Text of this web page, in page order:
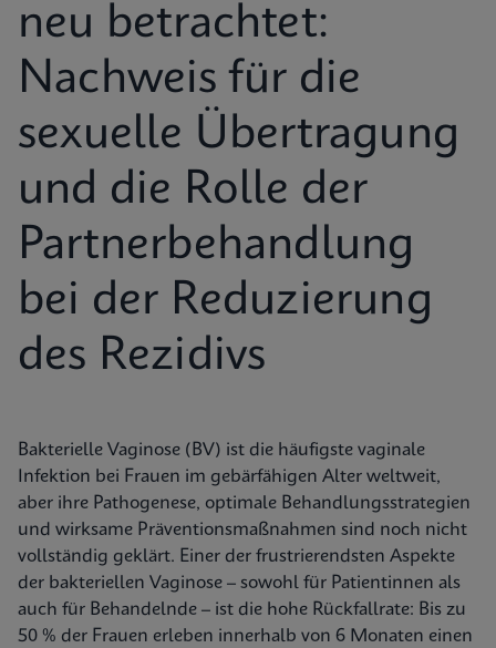
neu betrachtet:
Nachweis für die
sexuelle Übertragung
und die Rolle der
Partnerbehandlung
bei der Reduzierung
des Rezidivs
Bakterielle Vaginose (BV) ist die häufigste vaginale
Infektion bei Frauen im gebärfähigen Alter weltweit,
aber ihre Pathogenese, optimale Behandlungsstrategien
und wirksame Präventionsmaßnahmen sind noch nicht
vollständig geklärt. Einer der frustrierendsten Aspekte
der bakteriellen Vaginose – sowohl für Patientinnen als
auch für Behandelnde – ist die hohe Rückfallrate: Bis zu
50 % der Frauen erleben innerhalb von 6 Monaten einen